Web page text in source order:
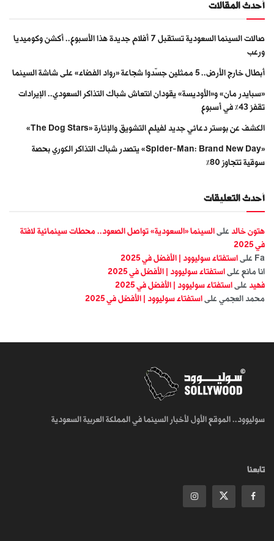
أحدث المقالات
صالات السينما السعودية تستقبل 7 أفلام جديدة هذا الأسبوع.. أكشن وكوميديا
ورعب
أبطال خارج الأرض.. 5 ممثلين جسّدوا شجاعة «رواد الفضاء» على شاشة السينما
«سبايدر مان» و«الأوديسة» يقودان انتعاش شباك التذاكر السعودي.. الإيرادات
تقفز 43% في أسبوع
الكشف عن بوستر دعائي جديد لفيلم التشويق والإثارة «The Dog Stars»
«Spider-Man: Brand New Day» يتصدر شباك التذاكر الكوري بحصة
سوقية تتجاوز 80%
أحدث التعليقات
هتون خالد على السينما «السعودية» تواصل الصعود.. محطات سينمائية لافتة
في 2025
Fa على استفتاء سوليوود | الأفضل في 2025
انا مانع على استفتاء سوليوود | الأفضل في 2025
فهيد على استفتاء سوليوود | الأفضل في 2025
محمد العجمي على استفتاء سوليوود | الأفضل في 2025
سوليوود.. الموقع الأول لأخبار السينما في المملكة العربية السعودية
تابعنا